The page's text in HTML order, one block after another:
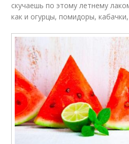
скучаешь по этому летнему
как и огурцы, помидоры,